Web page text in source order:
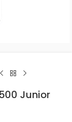
Junior